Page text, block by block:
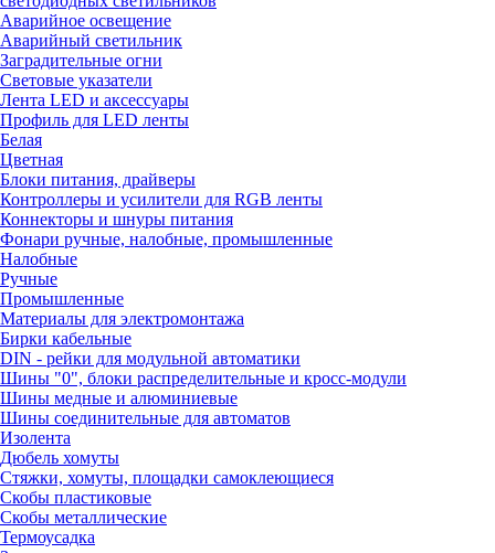
Аварийное освещение
Аварийный светильник
Заградительные огни
Световые указатели
Лента LED и аксессуары
Профиль для LED ленты
Белая
Цветная
Блоки питания, драйверы
Контроллеры и усилители для RGB ленты
Коннекторы и шнуры питания
Фонари ручные, налобные, промышленные
Налобные
Ручные
Промышленные
Материалы для электромонтажа
Бирки кабельные
DIN - рейки для модульной автоматики
Шины "0", блоки распределительные и кросс-модули
Шины медные и алюминиевые
Шины соединительные для автоматов
Изолента
Дюбель хомуты
Стяжки, хомуты, площадки самоклеющиеся
Скобы пластиковые
Скобы металлические
Термоусадка